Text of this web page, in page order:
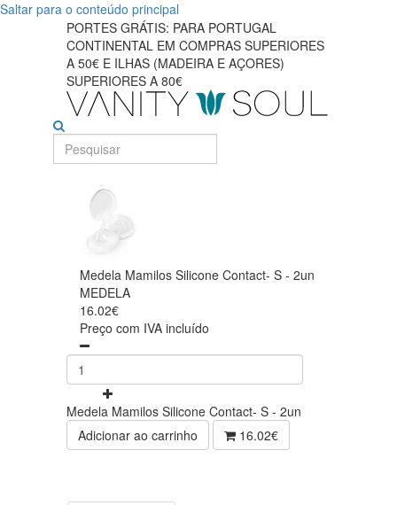
Saltar para o conteúdo principal
PORTES GRÁTIS: PARA PORTUGAL
CONTINENTAL EM COMPRAS SUPERIORES
A 50€ E ILHAS (MADEIRA E AÇORES)
SUPERIORES A 80€
Medela Mamilos Silicone Contact- S - 2un
MEDELA
16.02€
Preço com IVA incluído
Medela Mamilos Silicone Contact- S - 2un
Adicionar ao carrinho
16.02€